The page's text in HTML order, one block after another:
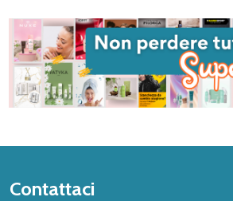
Inizio
Contattaci